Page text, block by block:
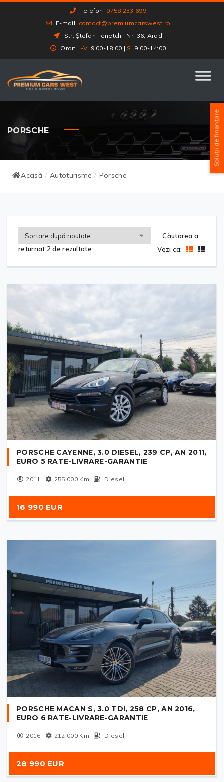
Telefon: 0758 233 699
E-mail: contact@premiumcarswest.ro
Str. Ștefan Tenetchi, Nr. 36, Arad
Orar: L-V: 9:00-18:00 | S : 9:00-14:00
PORSCHE
Acasă / Autoturisme / Porsche
Căutarea a
returnat 2 de rezultate
Vezi ca:
PORSCHE CAYENNE, 3.0 DIESEL, 239 CP, AN 2011,
EURO 5 RATE-LIVRARE-GARANTIE
2011 255 000Km Diesel
16 990 EUR
PORSCHE MACAN S, 3.0 TDI, 258 CP, AN 2016,
EURO 6 RATE-LIVRARE-GARANTIE
2016 212 000Km Diesel
28 990 EUR
Soluții de finanțare